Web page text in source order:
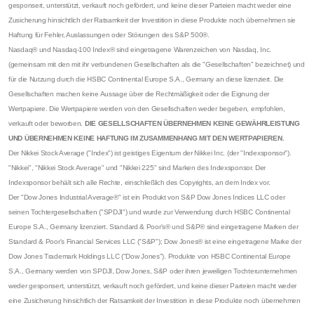
gesponsert, unterstützt, verkauft noch gefördert, und keine dieser Parteien macht weder eine
Zusicherung hinsichtlich der Ratsamkeit der Investition in diese Produkte noch übernehmen sie
Haftung für Fehler, Auslassungen oder Störungen des S&P 500®.
Nasdaq® und Nasdaq-100 Index® sind eingetragene Warenzeichen von Nasdaq, Inc.
(gemeinsam mit den mit ihr verbundenen Gesellschaften als die "Gesellschaften" bezeichnet) und
für die Nutzung durch die HSBC Continental Europe S.A., Germany an diese lizenziert. Die
Gesellschaften machen keine Aussage über die Rechtmäßigkeit oder die Eignung der
Wertpapiere. Die Wertpapiere werden von den Gesellschaften weder begeben, empfohlen,
verkauft oder beworben. DIE GESELLSCHAFTEN ÜBERNEHMEN KEINE GEWÄHRLEISTUNG
UND ÜBERNEHMEN KEINE HAFTUNG IM ZUSAMMENHANG MIT DEN WERTPAPIEREN.
Der Nikkei Stock Average ("Index") ist geistiges Eigentum der Nikkei Inc. (der "Indexsponsor").
"Nikkei", "Nikkei Stock Average" und "Nikkei 225" sind Marken des Indexsponsor. Der
Indexsponsor behält sich alle Rechte, einschließlich des Copyrights, an dem Index vor.
Der "Dow Jones Industrial Average®" ist ein Produkt von S&P Dow Jones Indices LLC oder
seinen Tochtergesellschaften ("SPDJI") und wurde zur Verwendung durch HSBC Continental
Europe S.A., Germany lizenziert. Standard & Poor's® und S&P® sind eingetragene Marken der
Standard & Poor's Financial Services LLC ("S&P"); Dow Jones® ist eine eingetragene Marke der
Dow Jones Trademark Holdings LLC ("Dow Jones"). Produkte von HSBC Continental Europe
S.A., Germany werden von SPDJI, Dow Jones, S&P oder ihren jeweiligen Tochterunternehmen
weder gesponsert, unterstützt, verkauft noch gefördert, und keine dieser Parteien macht weder
eine Zusicherung hinsichtlich der Ratsamkeit der Investition in diese Produkte noch übernehmen